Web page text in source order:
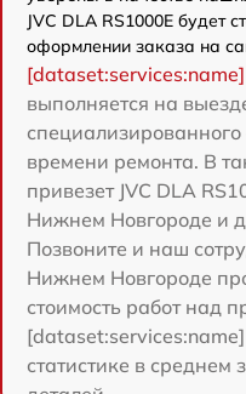
JVC DLA RS1000E будет
оформлении заказа на
выполняется на
времени ремонта. В
привезет JVC DLA
Нижнем Новгороде и
Позвоните и наш
Нижнем Новгороде
стоимость работ над
статистике в